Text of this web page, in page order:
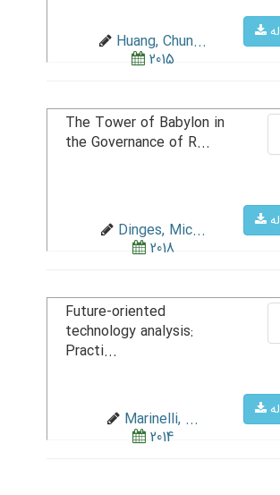
Huang, Chun...
2015
The Tower of Babylon in
the Governance of R...
Dinges, Mic...
2018
Future-oriented
technology analysis:
Practi...
Marinelli, ...
2014